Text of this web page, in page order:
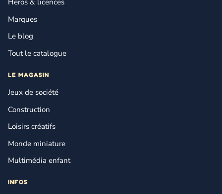
Héros & licences
Marques
Le blog
Tout le catalogue
LE MAGASIN
Jeux de société
Construction
Loisirs créatifs
Monde miniature
Multimédia enfant
INFOS